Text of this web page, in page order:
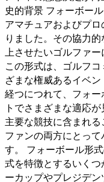
史的背景 フォーボー
アマチュアおよびプ
りました。その協力
上させたいゴルファー
この形式は、ゴルフ
ざまな権威あるイベ
経つにつれて、フォ
トでさまざまな適応
主要な競技に含まれ
ファンの両方にとっ
す。 フォーボール形
式を特徴とするいく
ーカップやプレジデ